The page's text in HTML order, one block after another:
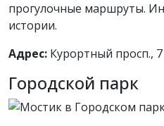
прогулочные маршруты.
истории.
Адрес: Курортный просп., 7
Городской парк